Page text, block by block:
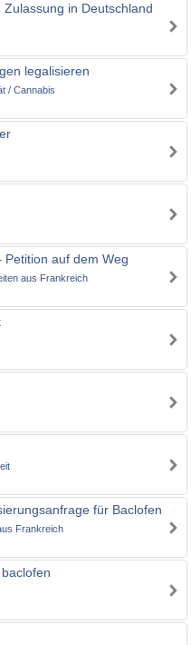
in Deutschland
legalisieren
/ Cannabis
auf dem Weg
aus Frankreich
für Baclofen
Frankreich